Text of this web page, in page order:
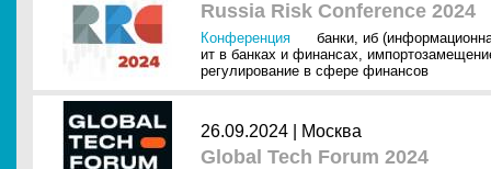
Russia Risk Conference 2024
Конференция банки, иб
ит в банках и финансах,
регулирование в сфере финансов
26.09.2024 | Москва
Global Tech Forum 2024